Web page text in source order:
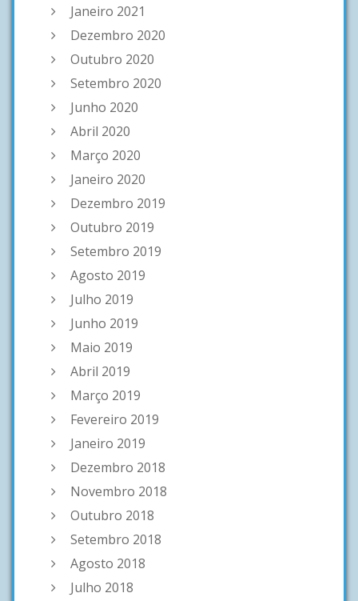
Janeiro 2021
Dezembro 2020
Outubro 2020
Setembro 2020
Junho 2020
Abril 2020
Março 2020
Janeiro 2020
Dezembro 2019
Outubro 2019
Setembro 2019
Agosto 2019
Julho 2019
Junho 2019
Maio 2019
Abril 2019
Março 2019
Fevereiro 2019
Janeiro 2019
Dezembro 2018
Novembro 2018
Outubro 2018
Setembro 2018
Agosto 2018
Julho 2018